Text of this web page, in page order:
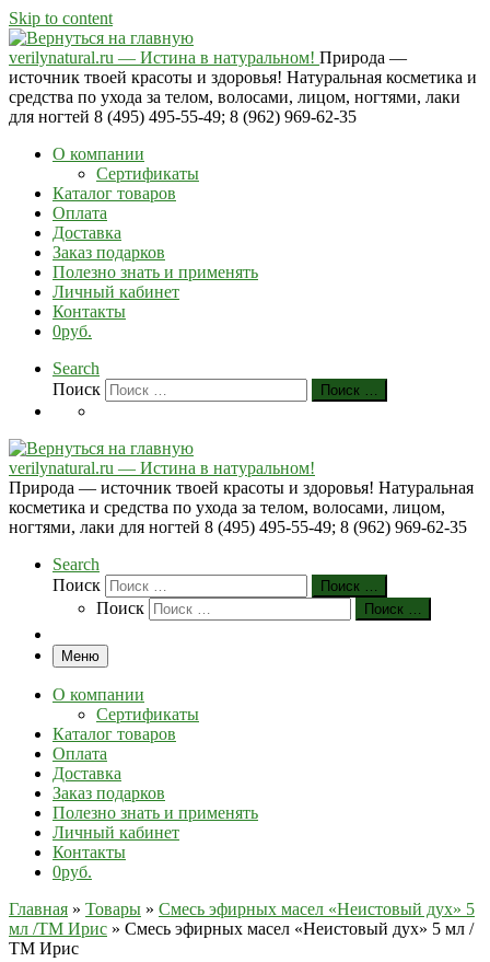
Skip to content
verilynatural.ru — Истина в натуральном! Природа —
источник твоей красоты и здоровья! Натуральная косметика и
средства по ухода за телом, волосами, лицом, ногтями, лаки
для ногтей 8 (495) 495-55-49; 8 (962) 969-62-35
О компании
Сертификаты
Каталог товаров
Оплата
Доставка
Заказ подарков
Полезно знать и применять
Личный кабинет
Контакты
0руб.
Search
Поиск
Поиск …
verilynatural.ru — Истина в натуральном!
Природа — источник твоей красоты и здоровья! Натуральная
косметика и средства по ухода за телом, волосами, лицом,
ногтями, лаки для ногтей 8 (495) 495-55-49; 8 (962) 969-62-35
Search
Поиск
Поиск …
Поиск Поиск …
Меню
О компании
Сертификаты
Каталог товаров
Оплата
Доставка
Заказ подарков
Полезно знать и применять
Личный кабинет
Контакты
0руб.
Главная » Товары » Смесь эфирных масел «Неистовый дух» 5
мл /ТМ Ирис » Смесь эфирных масел «Неистовый дух» 5 мл /
ТМ Ирис